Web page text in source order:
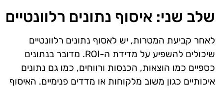
שלב שני: איסוף נתונים רלוונטיים
לאחר קביעת המטרות, יש לאסוף נתונים רלוונטיים
שיכולים להשפיע על מדידת ה-ROI. מדובר בנתונים
כספיים כמו הוצאות, הכנסות ורווחים, כמו גם נתונים
איכותיים כגון משוב מלקוחות או מדדים פנימיים. האיסוף